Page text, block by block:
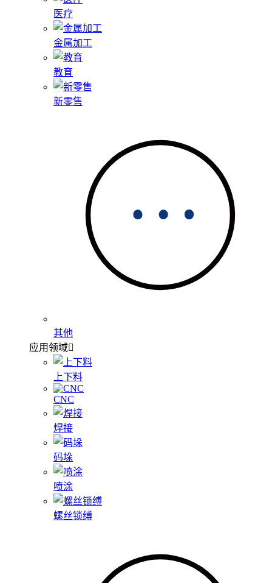
医疗
金属加工
教育
新零售
其他
应用领域
上下料
CNC
焊接
码垛
喷涂
螺丝锁缚